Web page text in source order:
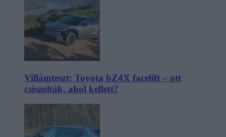
Villámteszt: Toyota bZ4X facelift – ott
csiszolták, ahol kellett?